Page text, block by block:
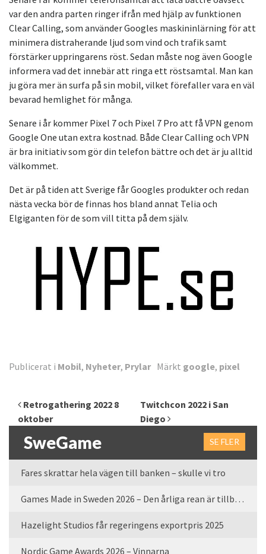
var den andra parten ringer ifrån med hjälp av funktionen
Clear Calling, som använder Googles maskininlärning för att
minimera distraherande ljud som vind och trafik samt
förstärker uppringarens röst. Sedan måste nog även Google
informera vad det innebär att ringa ett röstsamtal. Man kan
ju göra mer än surfa på sin mobil, vilket förefaller vara en väl
bevarad hemlighet för många.
Senare i år kommer Pixel 7 och Pixel 7 Pro att få VPN genom
Google One utan extra kostnad. Både Clear Calling och VPN
är bra initiativ som gör din telefon bättre och det är ju alltid
välkommet.
Det är på tiden att Sverige får Googles produkter och redan
nästa vecka bör de finnas hos bland annat Telia och
Elgiganten för de som vill titta på dem själv.
Publicerat i Mobil, Nyheter, Prylar Märkt google, pixel
Inläggsnavigering
Retrogathering 2022 8
oktober
Twitchcon 2022 i San
Diego
SweGame SE FLER
Fares skrattar hela vägen till banken – skulle vi tro
Games Made in Sweden 2026 – Den årliga rean är tillbaka
Hazelight Studios får regeringens exportpris 2025
Nordic Game Awards 2026 – Vinnarna